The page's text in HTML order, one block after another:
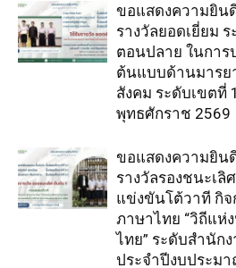
ขอแสดงความยิน
รางวัลยอดเยี่ยม
ตอนปลาย ในการ
ต้นแบบด้านมารย
สังคม ระดับเขตที่
พุทธศักราช 2569
ขอแสดงความยิน
รางวัลรองชนะเ
แข่งขันโต้วาที กิ
ภาษาไทย “วิถีแห่
ไทย” ระดับสำนัก
ประจำปีงบประม